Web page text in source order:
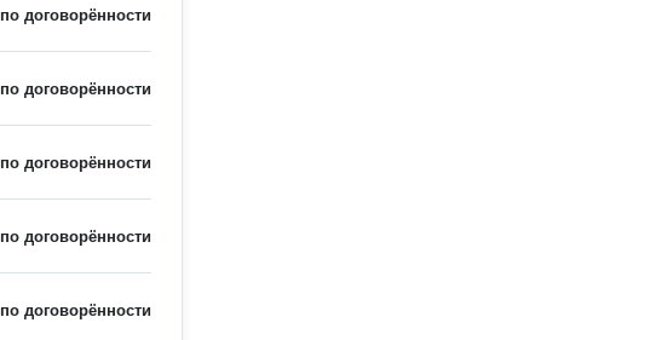
по договорённости
по договорённости
по договорённости
по договорённости
по договорённости